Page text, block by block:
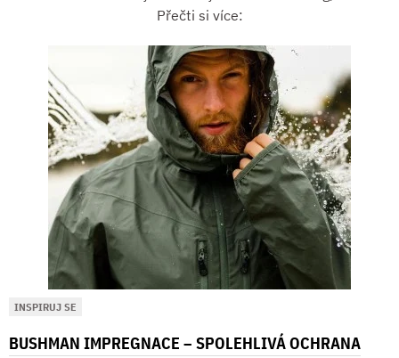
Přečti si více:
INSPIRUJ SE
BUSHMAN IMPREGNACE – SPOLEHLIVÁ OCHRANA